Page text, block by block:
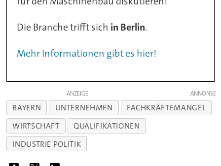
Die Branche trifft sich in Berlin.
Mehr Informationen gibt es hier!
ANZEIGE
BAYERN UNTERNEHMEN
FACHKRÄFTEMANGEL
WIRTSCHAFT
QUALIFIKATIONEN
INDUSTRIE POLITIK